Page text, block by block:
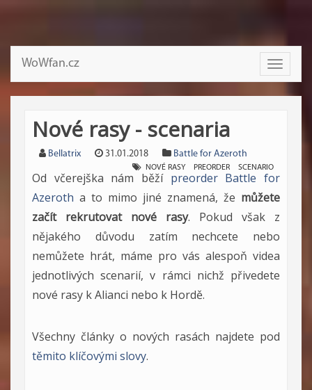
Toggle
WoWfan.cz
Nové rasy - scenaria
Bellatrix 31.01.2018 Battle for Azeroth
NOVÉ RASY PREORDER SCENARIO
Od včerejška nám běží preorder Battle for
Azeroth a to mimo jiné znamená, že můžete
začít rekrutovat nové rasy. Pokud však z
nějakého důvodu zatím nechcete nebo
nemůžete hrát, máme pro vás alespoň videa
jednotlivých scenarií, v rámci nichž přivedete
nové rasy k Alianci nebo k Hordě.
Všechny články o nových rasách najdete pod
těmito klíčovými slovy.